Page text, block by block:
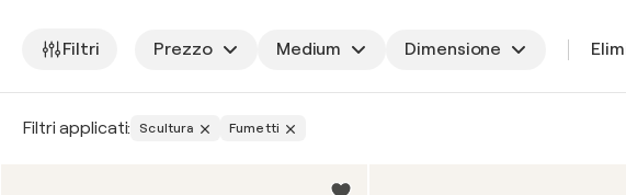
Filtri Prezzo Medium Dimensione
Filtri applicati: Scultura Fumetti